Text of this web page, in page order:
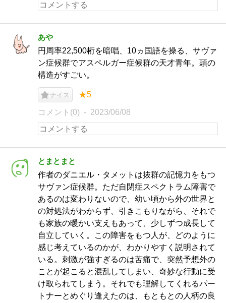
あや
円周率22,500桁を暗唱、10ヵ国語を操る、サヴァ
ン症候群でアスペルガー症候群の天才青年。頭の
構造がすごい。
ナイス ★5
コメント(0) 2023/06/08
とまとまと
作者のダニエル・タメットは抜群の記憶力をもつ
サヴァン症候群。ただ自閉症スペクトラム障害で
あるのは変わりないので、幼い頃から外の世界と
の対処法がわからず、引きこもりながら、それで
も家族の暖かい支えもあって、少しずつ成長して
自立していく。この障害をもつ人が、どのように
感じ考えているのかが、わかりやすく説明されて
いる。刺激が強すぎるのは苦痛で、突然予想外の
ことが起こると混乱してしまい、奇妙な行動に受
け取られてしまう。それでも理解してくれるパー
トナーとめぐり逢えたのは、もともとの人柄の良